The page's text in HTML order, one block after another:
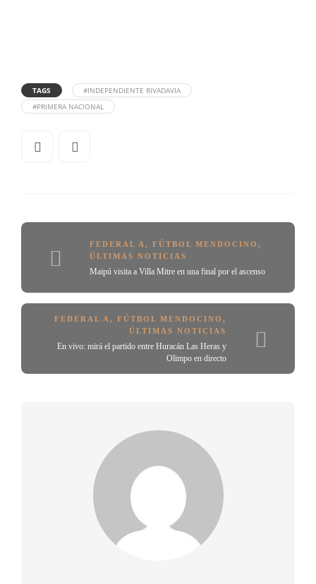
TAGS
#INDEPENDIENTE RIVADAVIA
#PRIMERA NACIONAL
FEDERAL A , FÚTBOL MENDOCINO ,
ÚLTIMAS NOTICIAS
Maipú visita a Villa Mitre en una final por el ascenso
FEDERAL A , FÚTBOL MENDOCINO ,
ÚLTIMAS NOTICIAS
En vivo: mirá el partido entre Huracán Las Heras y
Olimpo en directo